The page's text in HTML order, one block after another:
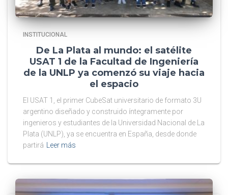
INSTITUCIONAL
De La Plata al mundo: el satélite
USAT 1 de la Facultad de Ingeniería
de la UNLP ya comenzó su viaje hacia
el espacio
El USAT 1, el primer CubeSat universitario de formato 3U
argentino diseñado y construido íntegramente por
ingenieros y estudiantes de la Universidad Nacional de La
Plata (UNLP), ya se encuentra en España, desde donde
partirá
Leer más